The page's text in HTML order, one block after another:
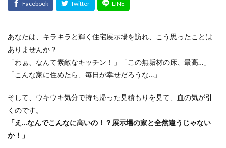
あなたは、キラキラと輝く住宅展示場を訪れ、こう思ったことは
ありませんか？
「わぁ、なんて素敵なキッチン！」「この無垢材の床、最高…」
「こんな家に住めたら、毎日が幸せだろうな…」
そして、ウキウキ気分で持ち帰った見積もりを見て、血の気が引
くのです。
「え…なんでこんなに高いの！？展示場の家と全然違うじゃない
か！」